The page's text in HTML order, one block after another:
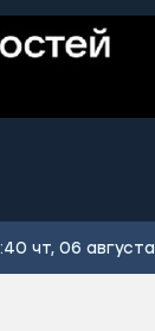
чт, 06 августа